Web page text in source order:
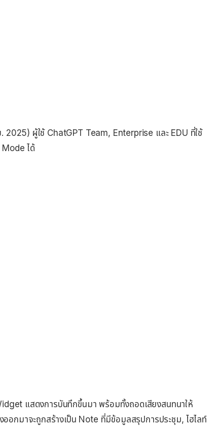
2025) ผู้ใช้ ChatGPT Team, Enterprise และ EDU ที่ใช้
ได้
แสดงการบันทึกขึ้นมา พร้อมทั้งถอดเสียงสนทนาให้
อกมาจะถูกสร้างเป็น Note ที่มีข้อมูลสรุปการประชุม, ไฮไลท์